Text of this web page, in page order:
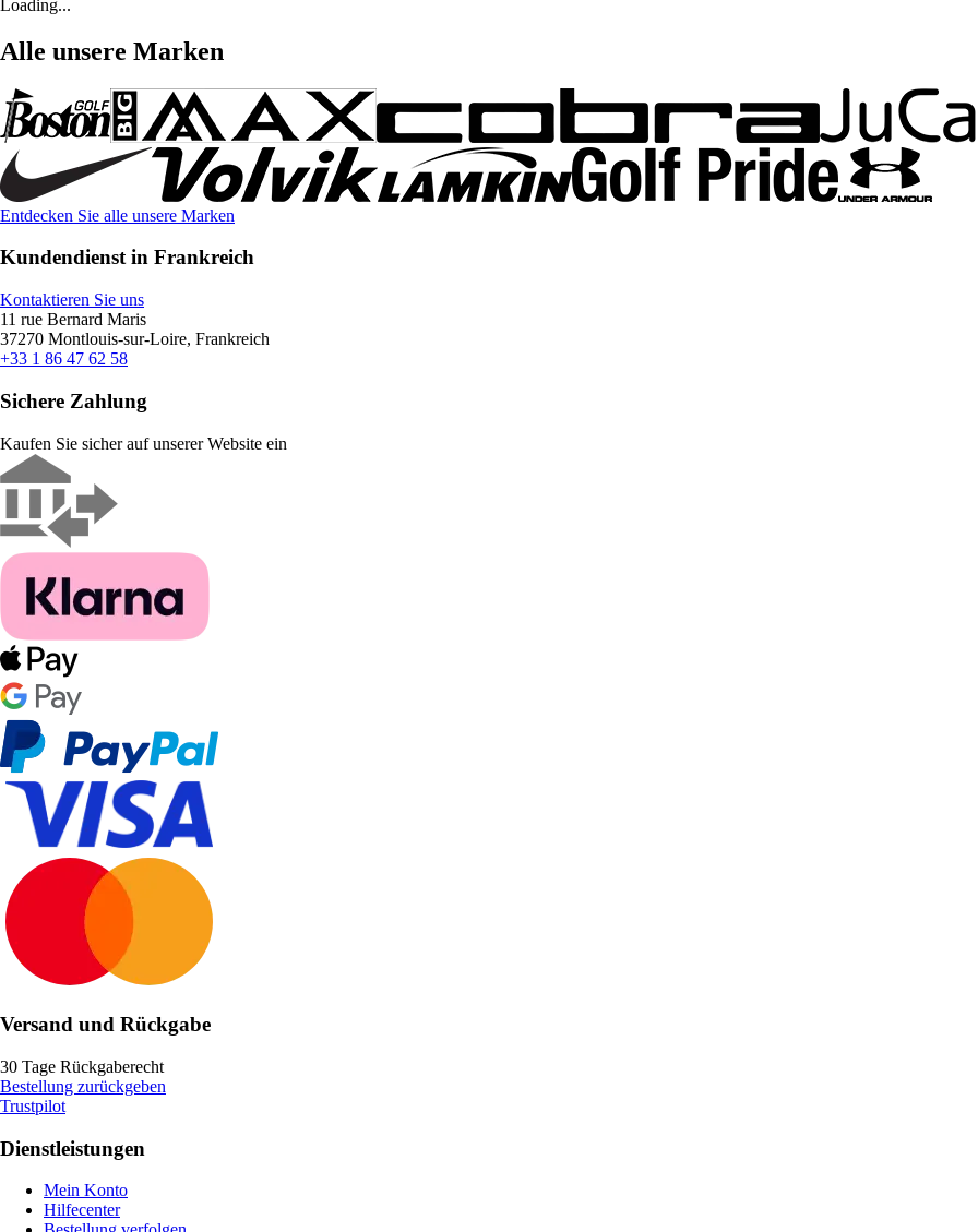
Loading...
Alle unsere Marken
Entdecken Sie alle unsere Marken
Kundendienst in Frankreich
Kontaktieren Sie uns
11 rue Bernard Maris
37270 Montlouis-sur-Loire, Frankreich
+33 1 86 47 62 58
Sichere Zahlung
Kaufen Sie sicher auf unserer Website ein
Versand und Rückgabe
30 Tage Rückgaberecht
Bestellung zurückgeben
Trustpilot
Dienstleistungen
Mein Konto
Hilfecenter